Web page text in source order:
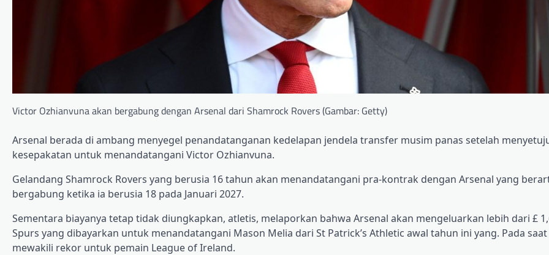
Victor Ozhianvuna akan bergabung dengan Arsenal dari Shamrock Rovers (Gambar: Getty)
Arsenal berada di ambang menyegel penandatanganan kedelapan jendela transfer musim panas setelah
kesepakatan untuk menandatangani Victor Ozhianvuna.
Gelandang Shamrock Rovers yang berusia 16 tahun akan menandatangani pra-kontrak dengan Arsenal yang
bergabung ketika ia berusia 18 pada Januari 2027.
Sementara biayanya tetap tidak diungkapkan, atletis, melaporkan bahwa Arsenal akan mengeluarkan lebih dari £
Spurs yang dibayarkan untuk menandatangani Mason Melia dari St Patrick’s Athletic awal tahun ini yang. Pada
mewakili rekor untuk pemain League of Ireland.